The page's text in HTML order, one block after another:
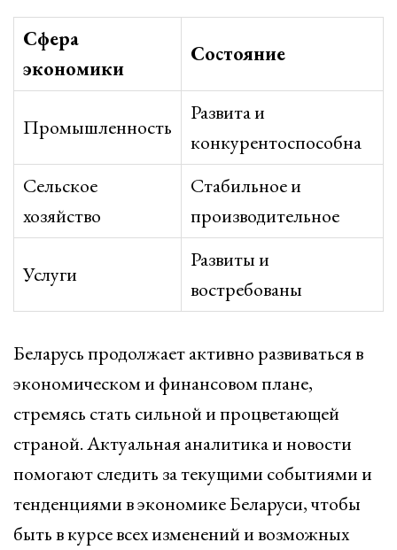
Сфера
экономики
Состояние
Промышленность
Развита и
конкурентоспособна
Сельское
хозяйство
Стабильное и
производительное
Услуги
Развиты и
востребованы
Беларусь продолжает активно развиваться в
экономическом и финансовом плане,
стремясь стать сильной и процветающей
страной. Актуальная аналитика и новости
помогают следить за текущими событиями и
тенденциями в экономике Беларуси, чтобы
быть в курсе всех изменений и возможных